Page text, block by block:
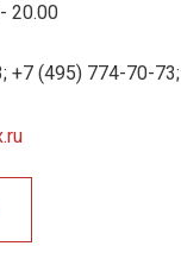
20.00
+7 (495) 774-70-73;